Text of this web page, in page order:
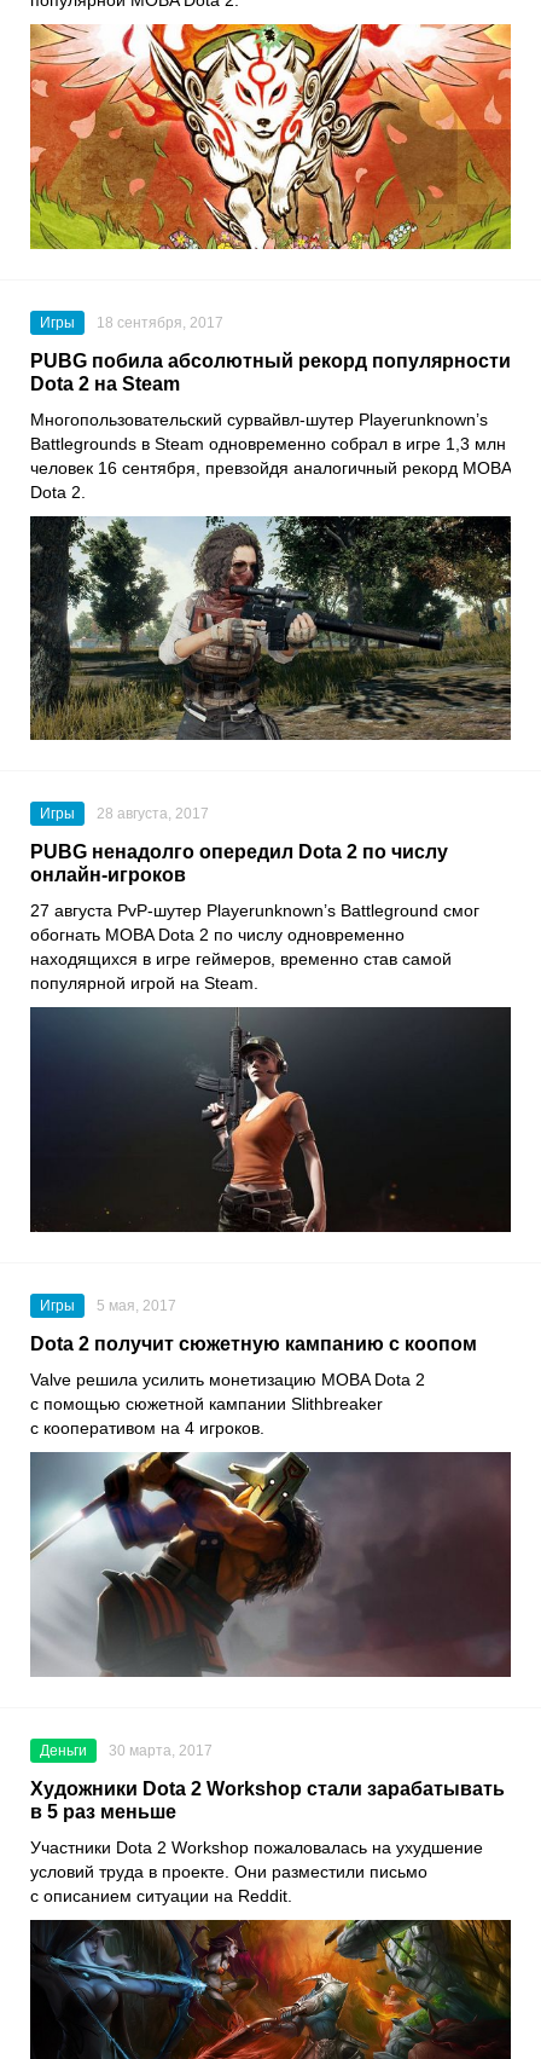
Игры 18 сентября, 2017
PUBG побила абсолютный рекорд популярности
Dota 2 на Steam
Многопользовательский сурвайвл-шутер Playerunknown’s
Battlegrounds в Steam одновременно собрал в игре 1,3 млн
человек 16 сентября, превзойдя аналогичный рекорд MOBA
Dota 2.
Игры 28 августа, 2017
PUBG ненадолго опередил Dota 2 по числу
онлайн-игроков
27 августа PvP-шутер Playerunknown’s Battleground смог
обогнать MOBA Dota 2 по числу одновременно
находящихся в игре геймеров, временно став самой
популярной игрой на Steam.
Игры 5 мая, 2017
Dota 2 получит сюжетную кампанию с коопом
Valve решила усилить монетизацию MOBA Dota 2
с помощью сюжетной кампании Slithbreaker
с кооперативом на 4 игроков.
Деньги 30 марта, 2017
Художники Dota 2 Workshop стали зарабатывать
в 5 раз меньше
Участники Dota 2 Workshop пожаловалась на ухудшение
условий труда в проекте. Они разместили письмо
с описанием ситуации на Reddit.